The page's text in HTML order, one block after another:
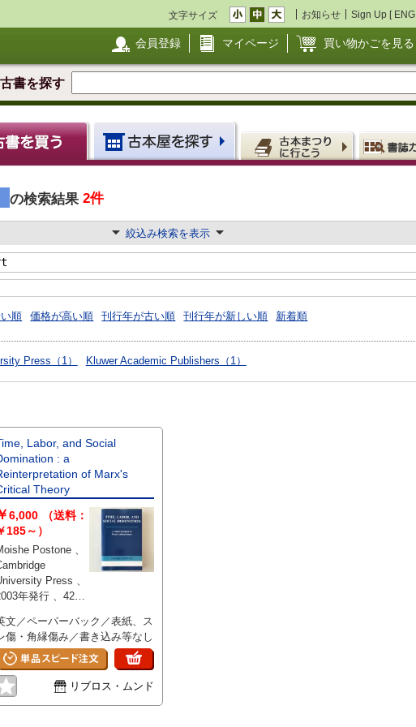
文字サイズ お知らせ Sign Up [ ENG
会員登録 マイページ 買い物かごを見る
古書を探す
の検索結果 2件
絞込み検索を表示
順 価格が高い順 刊行年が古い順 刊行年が新しい順 新着順
Press（1） Kluwer Academic Publishers（1）
Labor, and Social
: a
of Marx's
Theory
6,000
（送料：
185～）
Postone 、
Press 、
年発行 、424 p
文／ペーパーバック／表紙、ス
傷・角縁傷み／書き込み等なし
リブロス・ムンド